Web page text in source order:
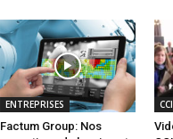
ENTREPRISES
Factum Group: Nos
CCI